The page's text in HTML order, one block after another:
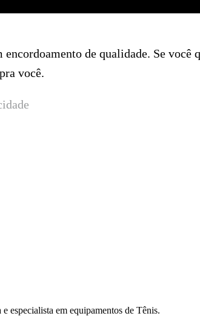
de qualidade. Se você
você.
especialista em equipamentos de Tênis.